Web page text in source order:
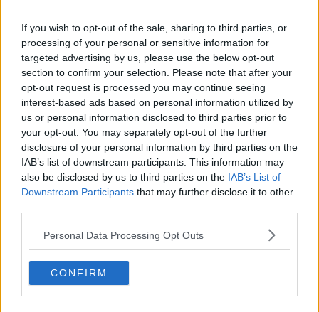
If you wish to opt-out of the sale, sharing to third parties, or
processing of your personal or sensitive information for
targeted advertising by us, please use the below opt-out
section to confirm your selection. Please note that after your
opt-out request is processed you may continue seeing
interest-based ads based on personal information utilized by
us or personal information disclosed to third parties prior to
your opt-out. You may separately opt-out of the further
disclosure of your personal information by third parties on the
IAB’s list of downstream participants. This information may
also be disclosed by us to third parties on the IAB’s List of
Downstream Participants that may further disclose it to other
Personal Data Processing Opt Outs
CONFIRM
Metaverso smart
Fiamme
Anzi
Confessioni autoreferenziali
Utopie
Estate
Il lago
Il diluvio
La classe
Pensieri incoerenti
Dal balcone
Insomnia
Lo sgombero
Erodoto e Tucidide
Pensieri brevi
L'evoluzione della specie
Il servizio
Riflessioni